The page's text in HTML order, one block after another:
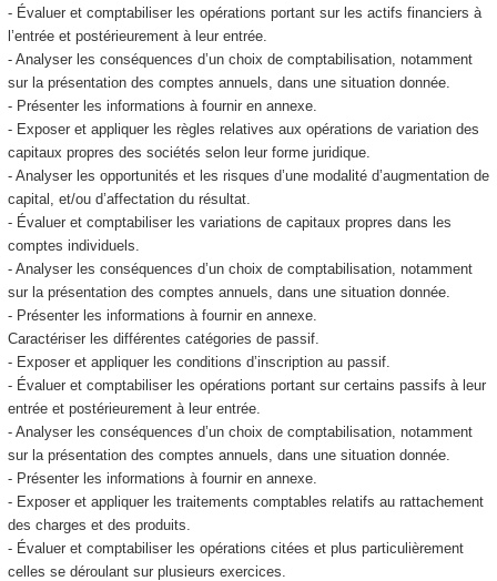
- Évaluer et comptabiliser les opérations portant sur les actifs financiers à
l’entrée et postérieurement à leur entrée.
- Analyser les conséquences d’un choix de comptabilisation, notamment
sur la présentation des comptes annuels, dans une situation donnée.
- Présenter les informations à fournir en annexe.
- Exposer et appliquer les règles relatives aux opérations de variation des
capitaux propres des sociétés selon leur forme juridique.
- Analyser les opportunités et les risques d’une modalité d’augmentation de
capital, et/ou d’affectation du résultat.
- Évaluer et comptabiliser les variations de capitaux propres dans les
comptes individuels.
- Analyser les conséquences d’un choix de comptabilisation, notamment
sur la présentation des comptes annuels, dans une situation donnée.
- Présenter les informations à fournir en annexe.
Caractériser les différentes catégories de passif.
- Exposer et appliquer les conditions d’inscription au passif.
- Évaluer et comptabiliser les opérations portant sur certains passifs à leur
entrée et postérieurement à leur entrée.
- Analyser les conséquences d’un choix de comptabilisation, notamment
sur la présentation des comptes annuels, dans une situation donnée.
- Présenter les informations à fournir en annexe.
- Exposer et appliquer les traitements comptables relatifs au rattachement
des charges et des produits.
- Évaluer et comptabiliser les opérations citées et plus particulièrement
celles se déroulant sur plusieurs exercices.